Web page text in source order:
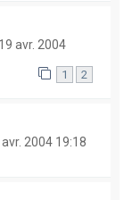
19 avr. 2004
1 2
avr. 2004 19:18